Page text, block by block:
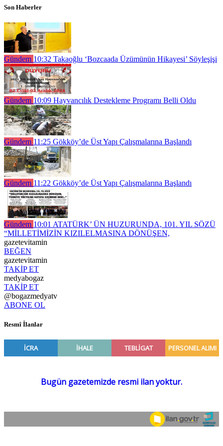
Son Haberler
Gündem 10:32 Takaoğlu ‘Bozcaada Üzümünün Hikayesi’ Söyleşişi
Gündem 10:09 Hayvancılık Destekleme Programı Belli Oldu
Gündem 11:25 Gökköy’de Üst Yapı Çalışmalarına Başlandı
Gündem 11:22 Gökköy’de Üst Yapı Çalışmalarına Başlandı
Gündem 10:01 ATATÜRK’ ÜN HUZURUNDA, 101. YIL SÖZÜ
“MİLLETİMİZİN KIZILELMASINA DÖNÜŞEN,
gazetevitamin
BEĞEN
gazetevitamin
TAKİP ET
medyabogaz
TAKİP ET
@bogazmedyatv
ABONE OL
Resmî İlanlar